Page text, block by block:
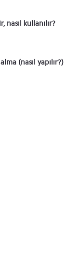
nasıl kullanılır?
(nasıl yapılır?)